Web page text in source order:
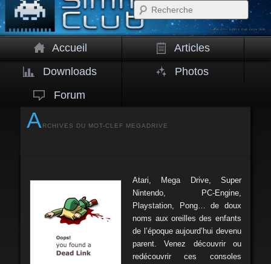
Accueil
Articles
Downloads
Photos
Forum
ARCHIVES DU MOT-CLEF MEGADRIVE
Atari, Mega Drive, Super
Nintendo, PC-Engine,
Playstation, Pong… de doux
noms aux oreilles des enfants
de l’époque aujourd’hui devenu
parent. Venez découvrir ou
redécouvrir ces consoles